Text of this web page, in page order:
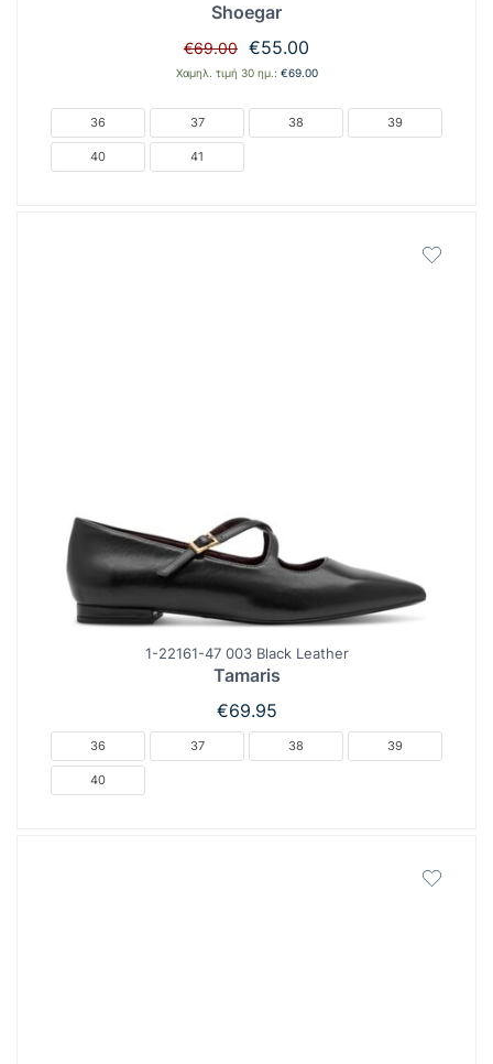
Shoegar
€69.00 Original
price
€69.00.
€55.00
τρέχουσα
€55.00.
Χαμηλ. τιμή 30 ημ.: €69.00
36 37 38 39
40 41
1-22161-47 003 Black Leather
Tamaris
€69.95
36 37 38 39
40